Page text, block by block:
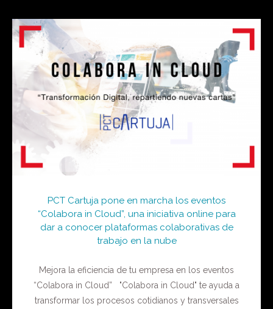
PCT Cartuja pone en marcha los eventos
“Colabora in Cloud”, una iniciativa online para
dar a conocer plataformas colaborativas de
trabajo en la nube
Mejora la eficiencia de tu empresa en los eventos
“Colabora in Cloud” "Colabora in Cloud" te ayuda a
transformar los procesos cotidianos y transversales